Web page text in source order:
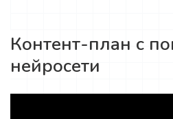
Контент-план с
нейросети